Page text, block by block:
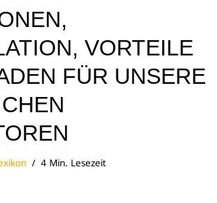
VORTEILE
FÜR UNSERE
4 Min. Lesezeit